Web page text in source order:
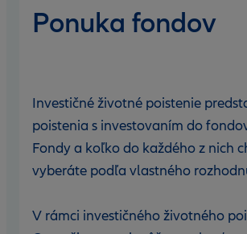
Ponuka fondov
Investičné životné poistenie
poistenia s investovaním do
Fondy a koľko do každého z nich
vyberáte podľa vlastného
V rámci investičného životného